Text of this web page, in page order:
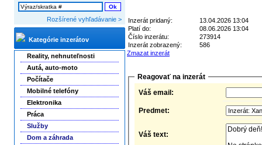
Rozšírené vyhľadávanie >
Kategórie inzerátov
Reality, nehnuteľnosti
Autá, auto-moto
Počítače
Mobilné telefóny
Elektronika
Práca
Služby
Dom a záhrada
Inzerát pridaný:
13.04.2026 13:04
Platí do:
08.06.2026 13:04
Číslo inzerátu:
273914
Inzerát zobrazený:
586
Zmazat inzerát
Reagovať na inzerát
Váš email:
Predmet:
Váš text: